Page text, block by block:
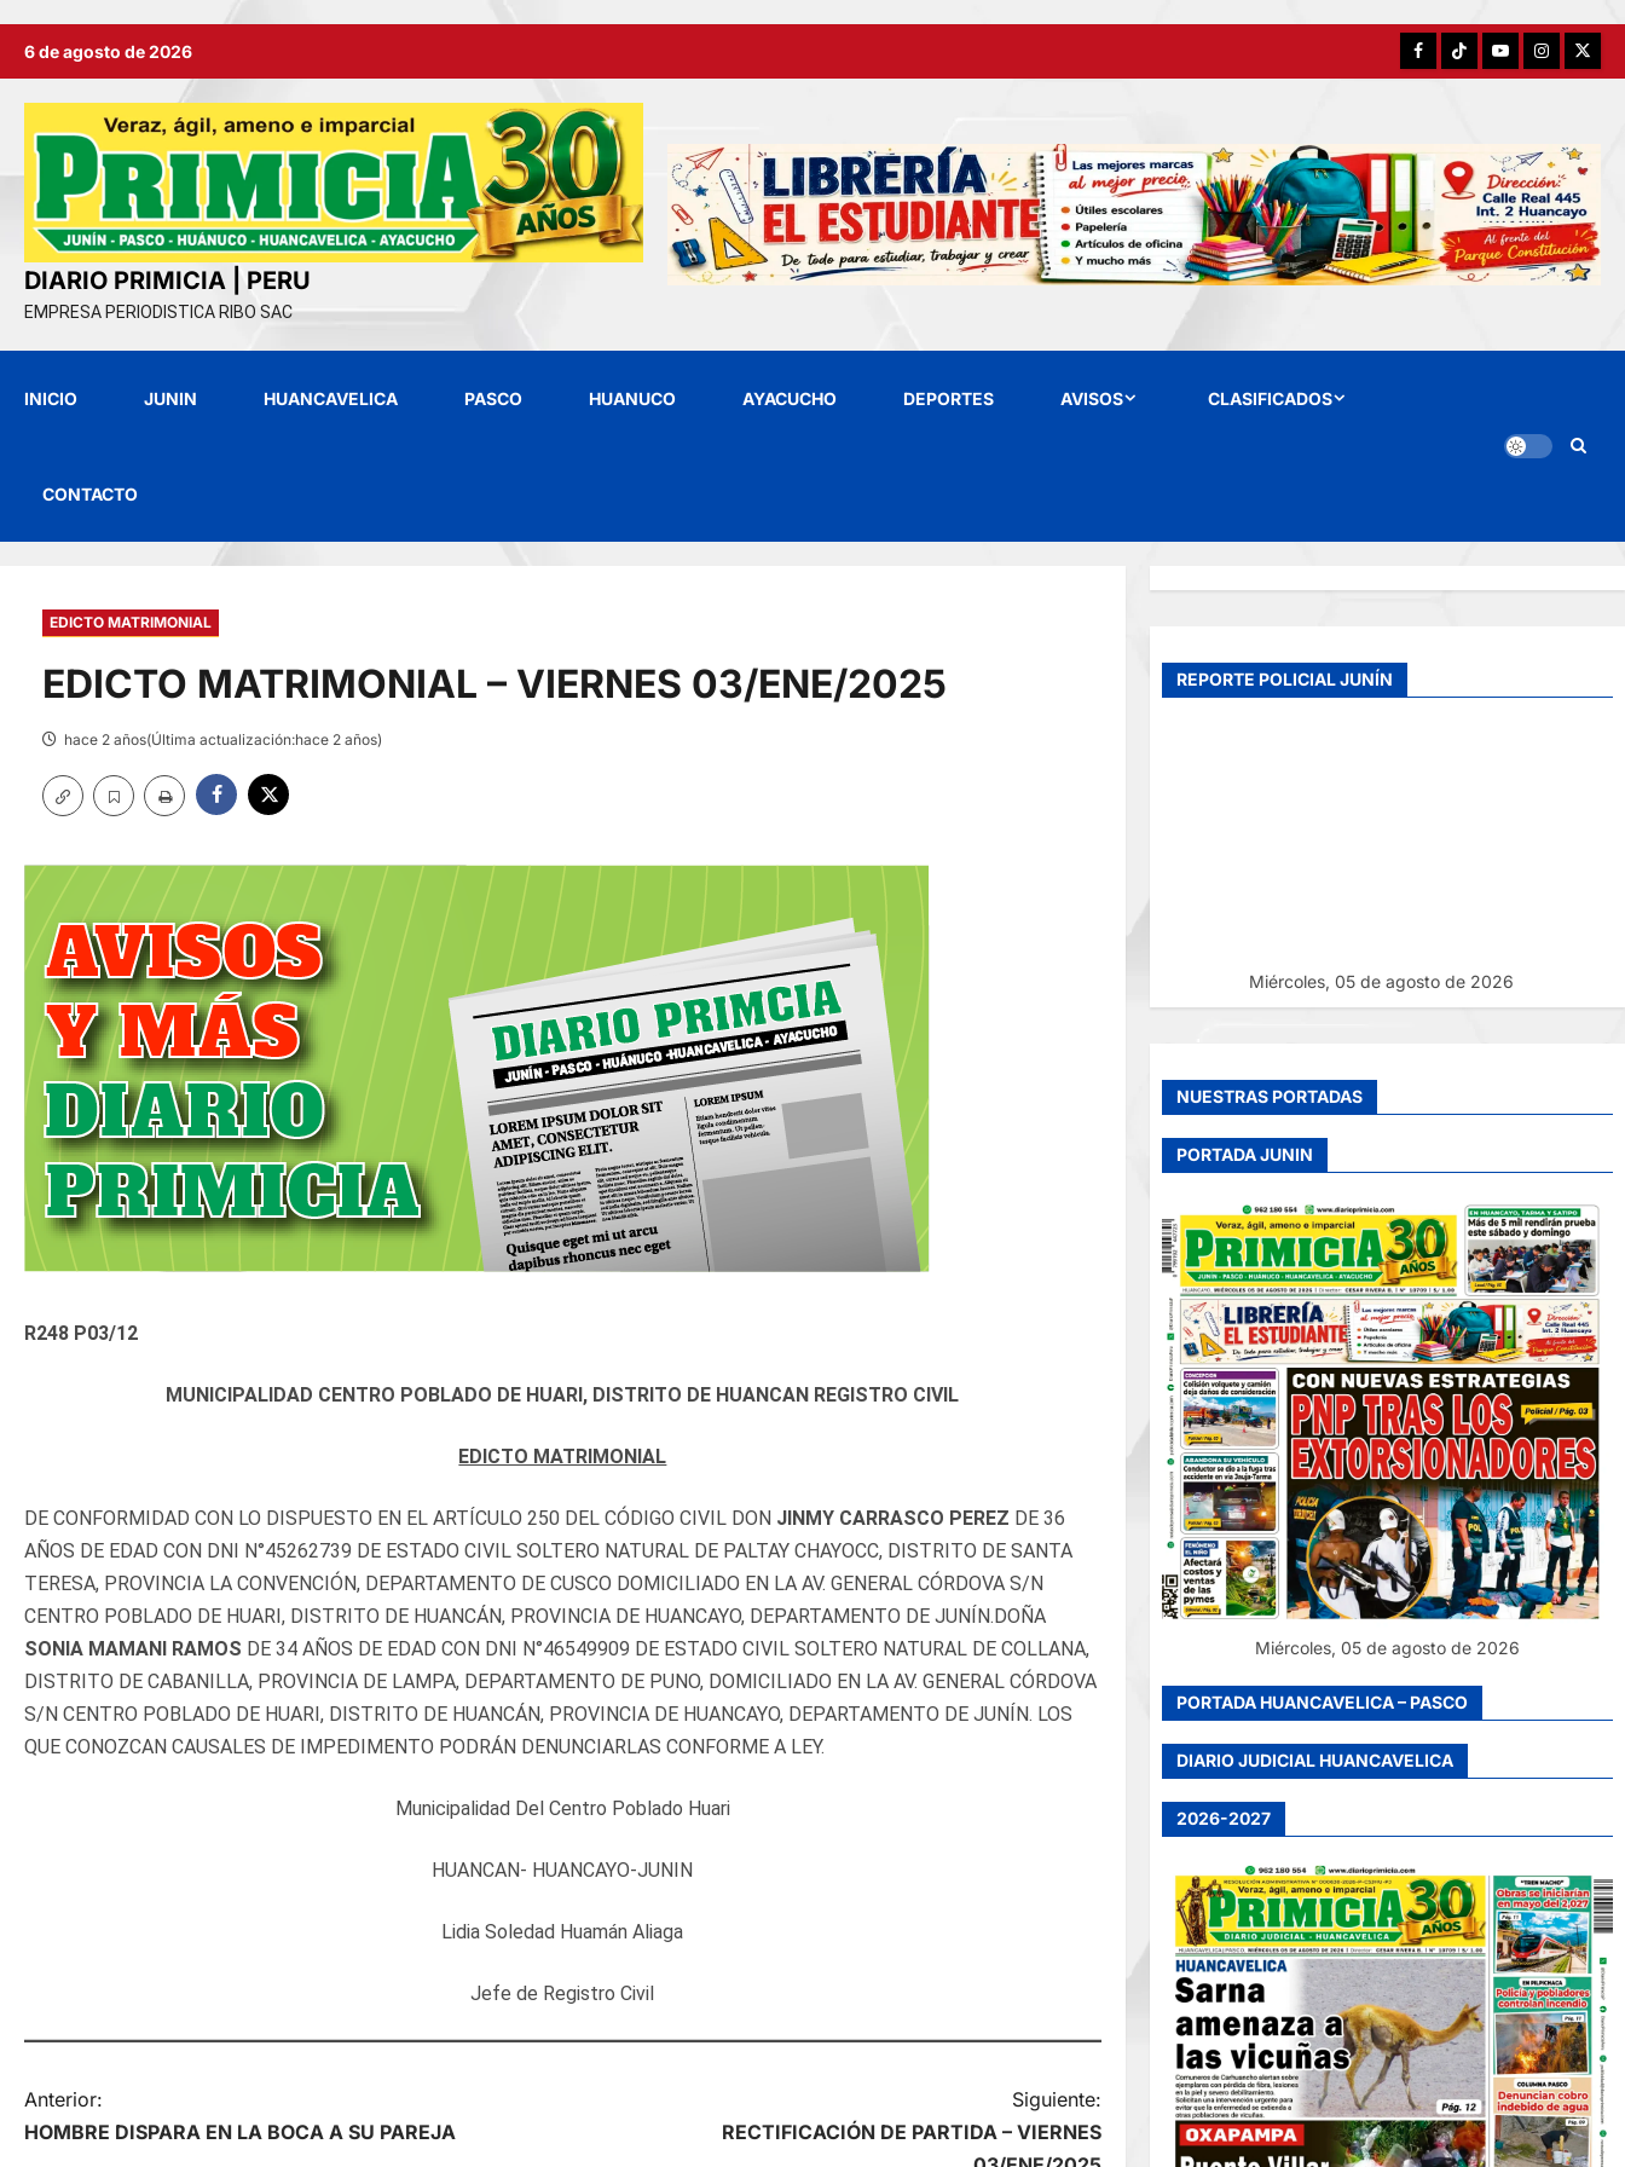
6 de agosto de 2026 FacebookTikTokYouTubeInstagram
X
DIARIO PRIMICIA | PERU
EMPRESA PERIODISTICA RIBO SAC
INICIO JUNIN HUANCAVELICA PASCO HUANUCO AYACUCHO DEPORTES AVISOS CLASIFICADOS
CONTACTO
EDICTO MATRIMONIAL
EDICTO MATRIMONIAL – VIERNES 03/ENE/2025
hace 2 años(Última actualización:hace 2 años)
R248 P03/12
MUNICIPALIDAD CENTRO POBLADO DE HUARI, DISTRITO DE HUANCAN REGISTRO CIVIL
EDICTO MATRIMONIAL
DE CONFORMIDAD CON LO DISPUESTO EN EL ARTÍCULO 250 DEL CÓDIGO CIVIL DON JINMY CARRASCO PEREZ DE 36
AÑOS DE EDAD CON DNI N°45262739 DE ESTADO CIVIL SOLTERO NATURAL DE PALTAY CHAYOCC, DISTRITO DE SANTA
TERESA, PROVINCIA LA CONVENCIÓN, DEPARTAMENTO DE CUSCO DOMICILIADO EN LA AV. GENERAL CÓRDOVA S/N
CENTRO POBLADO DE HUARI, DISTRITO DE HUANCÁN, PROVINCIA DE HUANCAYO, DEPARTAMENTO DE JUNÍN.DOÑA
SONIA MAMANI RAMOS DE 34 AÑOS DE EDAD CON DNI N°46549909 DE ESTADO CIVIL SOLTERO NATURAL DE COLLANA,
DISTRITO DE CABANILLA, PROVINCIA DE LAMPA, DEPARTAMENTO DE PUNO, DOMICILIADO EN LA AV. GENERAL CÓRDOVA
S/N CENTRO POBLADO DE HUARI, DISTRITO DE HUANCÁN, PROVINCIA DE HUANCAYO, DEPARTAMENTO DE JUNÍN. LOS
QUE CONOZCAN CAUSALES DE IMPEDIMENTO PODRÁN DENUNCIARLAS CONFORME A LEY.
Municipalidad Del Centro Poblado Huari
HUANCAN- HUANCAYO-JUNIN
Lidia Soledad Huamán Aliaga
Jefe de Registro Civil
N
Anterior:
HOMBRE DISPARA EN LA BOCA A SU PAREJA
Siguiente:
RECTIFICACIÓN DE PARTIDA – VIERNES
REPORTE POLICIAL JUNÍN
Miércoles, 05 de agosto de 2026
NUESTRAS PORTADAS
PORTADA JUNIN
Miércoles, 05 de agosto de 2026
PORTADA HUANCAVELICA – PASCO
DIARIO JUDICIAL HUANCAVELICA
2026-2027